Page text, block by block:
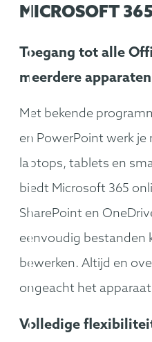
MICROSOFT 365
Toegang tot alle
meerdere apparaten
Met bekende
en PowerPoint werk
laptops, tablets en
biedt Microsoft 365
SharePoint en
eenvoudig bestanden
bewerken. Altijd en
ongeacht het
Volledige